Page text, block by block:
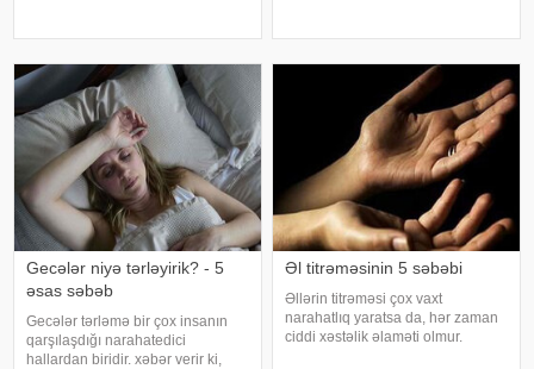
sonra duş qəbul etmək, hovuz
kənarınd
rəngarəng yuxular bəzən də
Gecələr niyə tərləyirik? - 5
əsas səbəb
Gecələr tərləmə bir çox insanın
qarşılaşdığı narahatedici
hallardan biridir. xəbər verir ki,
Əl titrəməsinin 5 səbəbi
Əllərin titrəməsi çox vaxt
narahatlıq yaratsa da, hər zaman
ciddi xəstəlik əlaməti olmur.